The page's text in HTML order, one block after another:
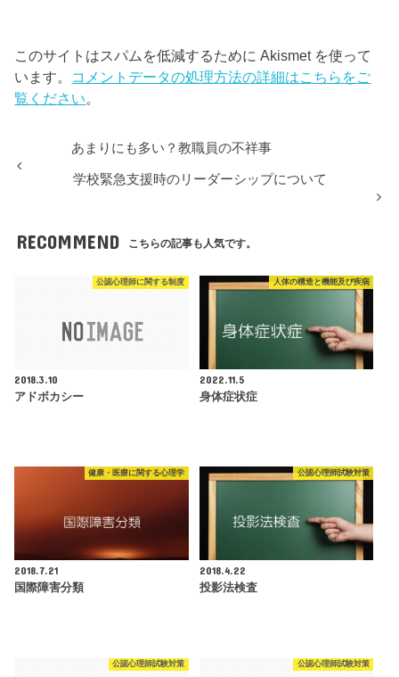
このサイトはスパムを低減するために Akismet を使って
います。 コメントデータの処理方法の詳細はこちらをご
覧ください。
あまりにも多い？教職員の不祥事
学校緊急支援時のリーダーシップについて
RECOMMEND こちらの記事も人気です。
公認心理師に関する制度
2018.3.10
アドボカシー
人体の構造と機能及び疾病
2022.11.5
身体症状症
健康・医療に関する心理学
2018.7.21
国際障害分類
公認心理師試験対策
2018.4.22
投影法検査
公認心理師試験対策 公認心理師試験対策